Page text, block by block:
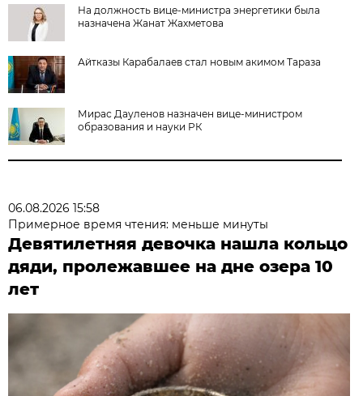
На должность вице-министра энергетики была
назначена Жанат Жахметова
Айтказы Карабалаев стал новым акимом Тараза
Мирас Дауленов назначен вице-министром
образования и науки РК
06.08.2026 15:58
Примерное время чтения: меньше минуты
Девятилетняя девочка нашла кольцо
дяди, пролежавшее на дне озера 10
лет